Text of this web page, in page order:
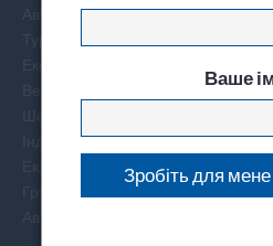
Автобусні тури
Тури вихідного дня
Екскурсійні тури
Весільні тури
Шопінг тури
Індивідуальні тури
Екзотичні тури
Групові тури
Авторські тури
Ваше